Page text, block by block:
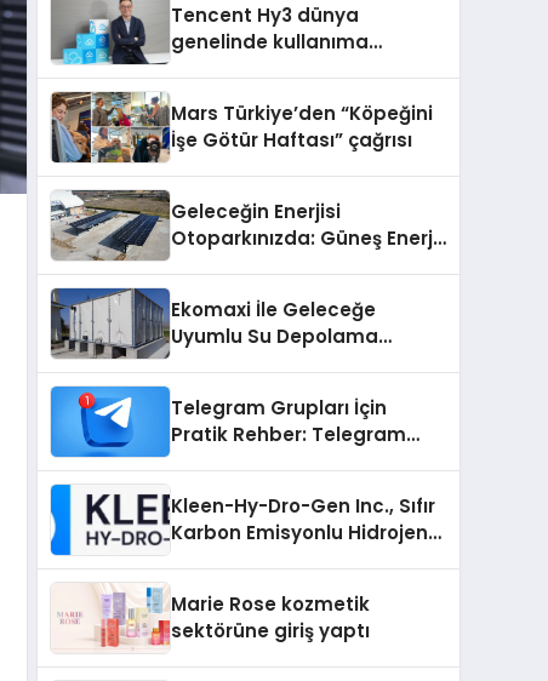
Destek Deneyimi
Tencent Hy3 dünya
genelinde kullanıma
Mars Türkiye’den “Köpeğini
İşe Götür Haftası” çağrısı
Geleceğin Enerjisi
Otoparkınızda: Güneş Enerjili
Ekomaxi İle Geleceğe
Uyumlu Su Depolama
Telegram Grupları İçin
Pratik Rehber: Telegram
Kleen-Hy-Dro-Gen Inc., Sıfır
Karbon Emisyonlu Hidrojen
Aldı
Marie Rose kozmetik
sektörüne giriş yaptı